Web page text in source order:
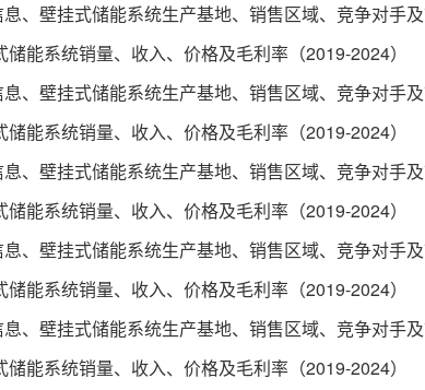
壁挂式储能系统生产基地、销售区域、竞争对手
系统销量、收入、价格及毛利率（2019-2024）
壁挂式储能系统生产基地、销售区域、竞争对手
系统销量、收入、价格及毛利率（2019-2024）
壁挂式储能系统生产基地、销售区域、竞争对手
系统销量、收入、价格及毛利率（2019-2024）
壁挂式储能系统生产基地、销售区域、竞争对手
系统销量、收入、价格及毛利率（2019-2024）
壁挂式储能系统生产基地、销售区域、竞争对手
系统销量、收入、价格及毛利率（2019-2024）